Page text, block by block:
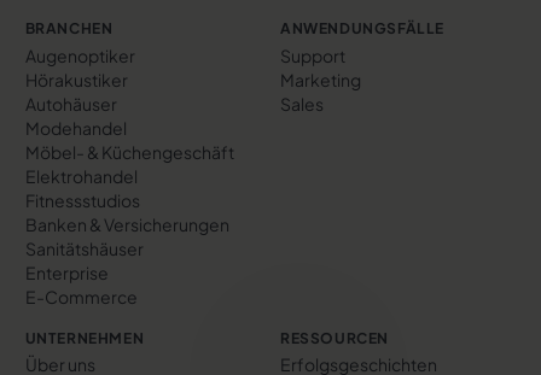
BRANCHEN
Augenoptiker
Hörakustiker
Autohäuser
Modehandel
Möbel- & Küchengeschäft
Elektrohandel
Fitnessstudios
Banken & Versicherungen
Sanitätshäuser
Enterprise
E-Commerce
ANWENDUNGSFÄLLE
Support
Marketing
Sales
UNTERNEHMEN
Über uns
RESSOURCEN
Erfolgs­geschichten